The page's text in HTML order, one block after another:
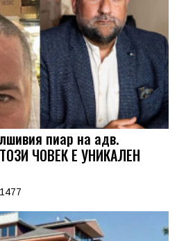
пиар на адв.
ЧОВЕК Е УНИКАЛЕН
1477